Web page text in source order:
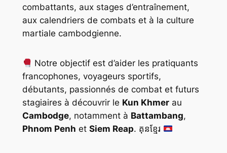
combattants, aux stages d’entraînement,
aux calendriers de combats et à la culture
martiale cambodgienne.
Notre objectif est d’aider les pratiquants
francophones, voyageurs sportifs,
débutants, passionnés de combat et futurs
stagiaires à découvrir le Kun Khmerau
Cambodge, notamment à Battambang,
Phnom Penh et Siem Reap. គុនខ្មែរ